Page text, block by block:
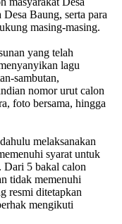
Baung, serta para
masing-masing.
yang telah
lagu
sambutan,
nomor urut calon
foto bersama, hingga
melaksanakan
syarat untuk
Dari 5 bakal calon
tidak memenuhi
resmi ditetapkan
mengikuti